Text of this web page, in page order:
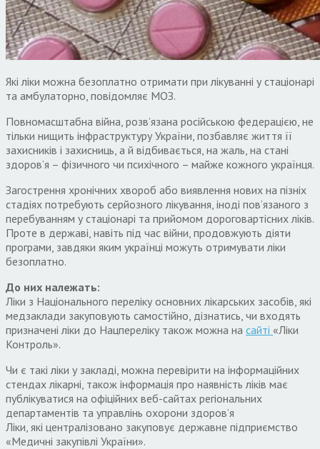
Які ліки можна безоплатно отримати при лікуванні у стаціонарі
та амбулаторно, повідомляє МОЗ.
Повномасштабна війна, розв’язана російською федерацією, не
тільки нищить інфраструктуру України, позбавляє життя її
захисників і захисниць, а й відбивається, на жаль, на стані
здоров’я – фізичного чи психічного – майже кожного українця.
Загострення хронічних хвороб або виявлення нових на пізніх
стадіях потребують серйозного лікування, іноді пов’язаного з
перебуванням у стаціонарі та прийомом дороговартісних ліків.
Проте в державі, навіть під час війни, продовжують діяти
програми, завдяки яким українці можуть отримувати ліки
безоплатно.
До них належать:
Ліки з Національного переліку основних лікарських засобів, які
медзаклади закуповують самостійно, дізнатись, чи входять
призначені ліки до Нацпереліку також можна на сайті «Ліки
Контроль».
Чи є такі ліки у закладі, можна перевірити на інформаційних
стендах лікарні, також інформація про наявність ліків має
публікуватися на офіційних веб-сайтах регіональних
департаментів та управлінь охорони здоров’я
Ліки, які централізовано закуповує державне підприємство
«Медичні закупівлі України».